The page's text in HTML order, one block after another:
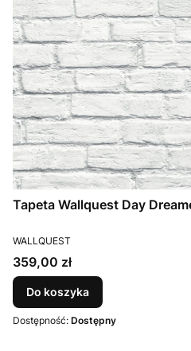
Tapeta Wallquest Day
PRODUCENT
WALLQUEST
Cena
359,00 zł
Do koszyka
Dostępność: Dostępny